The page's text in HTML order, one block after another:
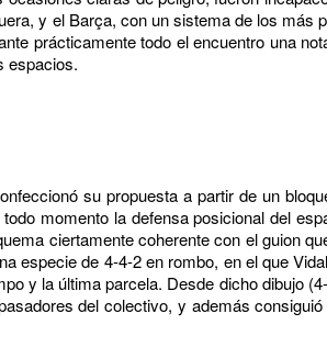
y el Barça, con un sistema de los más
prácticamente todo el encuentro una
espacios.
su propuesta a partir de un
momento la defensa posicional del
ciertamente coherente con el guion
especie de 4-4-2 en rombo, en el que
y la última parcela. Desde dicho dibujo
del colectivo, y además